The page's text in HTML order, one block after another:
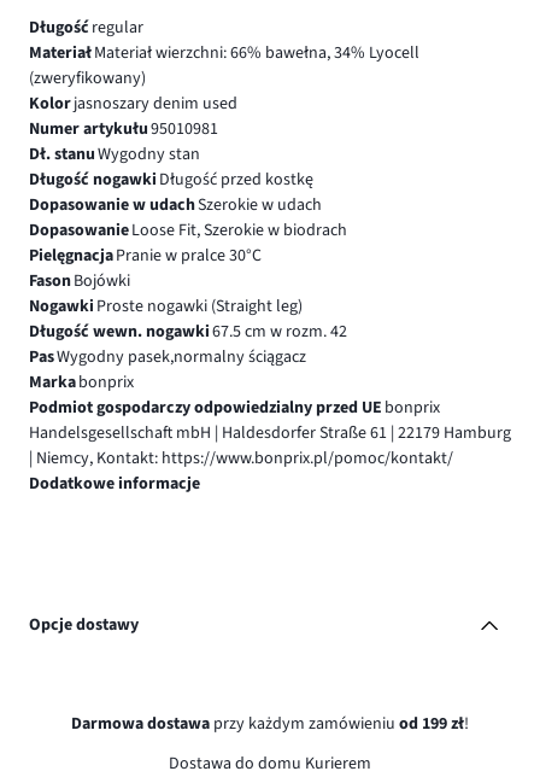
Długośćregular
MateriałMateriał wierzchni: 66% bawełna, 34% Lyocell
(zweryfikowany)
Kolorjasnoszary denim used
Numer artykułu95010981
Dł. stanuWygodny stan
Długość nogawki Długość przed kostkę
Dopasowanie w udachSzerokie w udach
DopasowanieLoose Fit, Szerokie w biodrach
PielęgnacjaPranie w pralce 30°C
FasonBojówki
Nogawki Proste nogawki (Straight leg)
Długość wewn. nogawki67.5 cm w rozm. 42
PasWygodny pasek,normalny ściągacz
Markabonprix
Podmiot gospodarczy odpowiedzialny przed UE bonprix
Handelsgesellschaft mbH | Haldesdorfer Straße 61 | 22179 Hamburg
| Niemcy, Kontakt: https://www.bonprix.pl/pomoc/kontakt/
Dodatkowe informacje
Opcje dostawy
Darmowa dostawa przy każdym zamówieniu od 199 zł!
Dostawa do domu Kurierem